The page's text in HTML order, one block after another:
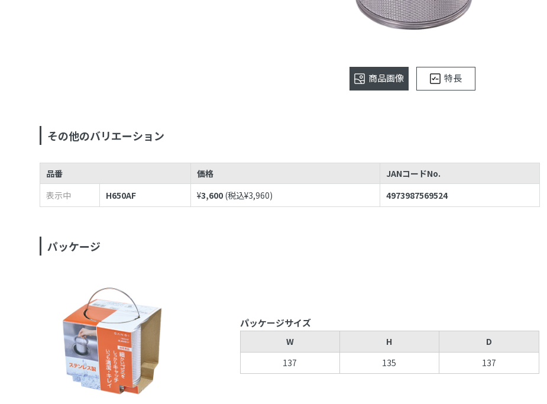
商品画像 特長
その他のバリエーション
品番 価格
JANコードNo.
表示中
H650AF ¥3,600 (税込¥3,960) 4973987569524
パッケージ
パッケージサイズ
W H
D
137
135 137